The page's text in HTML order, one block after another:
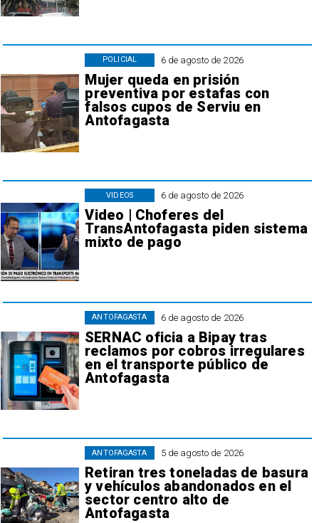
6 de agosto de 2026
Mujer queda en prisión
preventiva por estafas con
falsos cupos de Serviu en
Antofagasta
POLICIAL
6 de agosto de 2026
Video | Choferes del
TransAntofagasta piden sistema
mixto de pago
VIDEOS
6 de agosto de 2026
SERNAC oficia a Bipay tras
reclamos por cobros irregulares
en el transporte público de
Antofagasta
ANTOFAGASTA
5 de agosto de 2026
Retiran tres toneladas de basura
y vehículos abandonados en el
sector centro alto de
Antofagasta
ANTOFAGASTA